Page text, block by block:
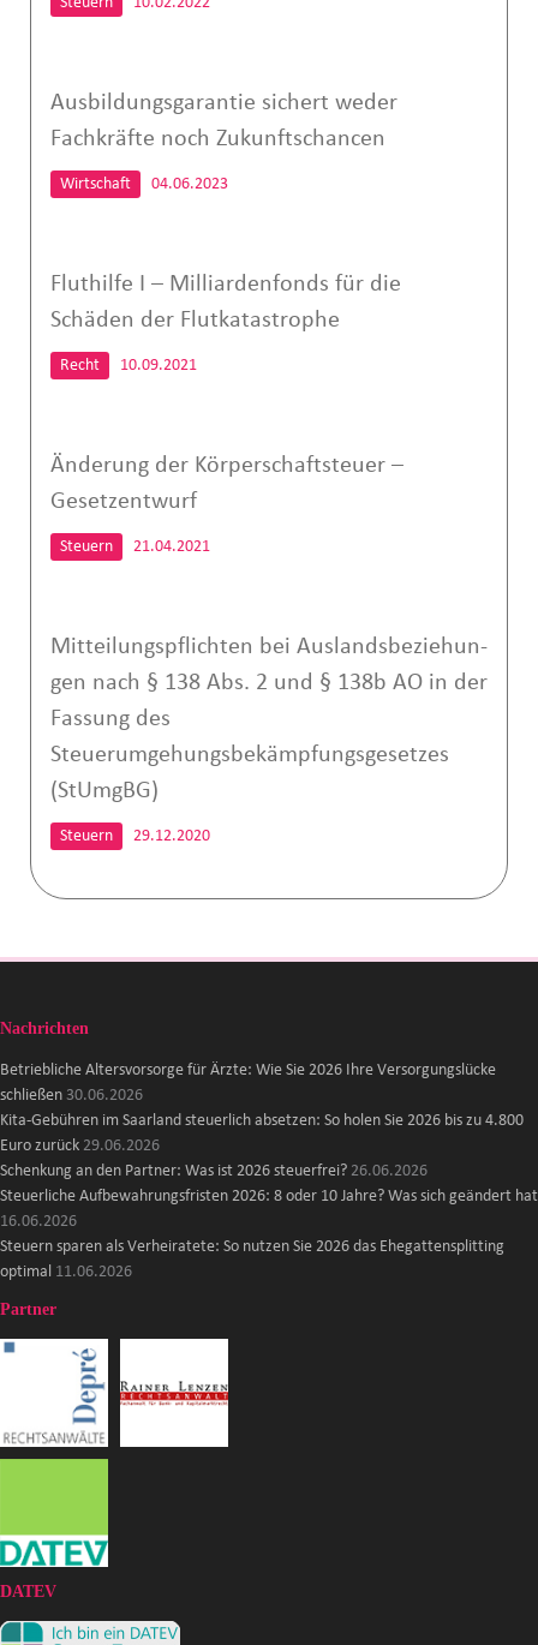
Ausbildungsgarantie sichert weder
Fachkräfte noch Zukunftschancen
Wirtschaft 04.06.2023
Fluthilfe I – Milliardenfonds für die
Schäden der Flutkatastrophe
Recht 10.09.2021
Änderung der Körperschaftsteuer –
Gesetzentwurf
Steuern 21.04.2021
Mit­tei­lungs­pflich­ten bei Auslands­be­zie­hun­
gen nach § 138 Ab­s. 2 und § 138b AO in der
Fas­sung des
Steuerumgehungsbekämpfungs­ge­set­zes
(StUmgBG)
Steuern 29.12.2020
Nachrichten
Betriebliche Altersvorsorge für Ärzte: Wie Sie 2026 Ihre Versorgungslücke
schließen 30.06.2026
Kita-Gebühren im Saarland steuerlich absetzen: So holen Sie 2026 bis zu 4.800
Euro zurück 29.06.2026
Schenkung an den Partner: Was ist 2026 steuerfrei? 26.06.2026
Steuerliche Aufbewahrungsfristen 2026: 8 oder 10 Jahre? Was sich geändert hat
16.06.2026
Steuern sparen als Verheiratete: So nutzen Sie 2026 das Ehegattensplitting
optimal 11.06.2026
Partner
DATEV